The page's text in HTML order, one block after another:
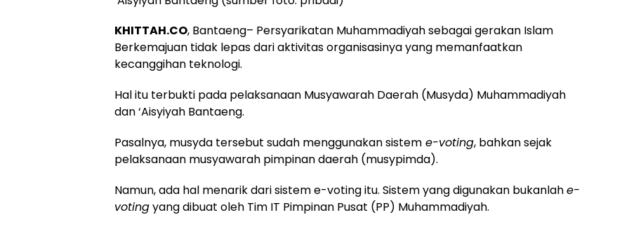
KHITTAH.CO, Bantaeng– Persyarikatan Muhammadiyah sebagai gerakan Islam
Berkemajuan tidak lepas dari aktivitas organisasinya yang memanfaatkan
kecanggihan teknologi.
Hal itu terbukti pada pelaksanaan Musyawarah Daerah (Musyda) Muhammadiyah
dan ‘Aisyiyah Bantaeng.
Pasalnya, musyda tersebut sudah menggunakan sistem e-voting, bahkan sejak
pelaksanaan musyawarah pimpinan daerah (musypimda).
Namun, ada hal menarik dari sistem e-voting itu. Sistem yang digunakan bukanlahe-
votingyang dibuat oleh Tim IT Pimpinan Pusat (PP) Muhammadiyah.